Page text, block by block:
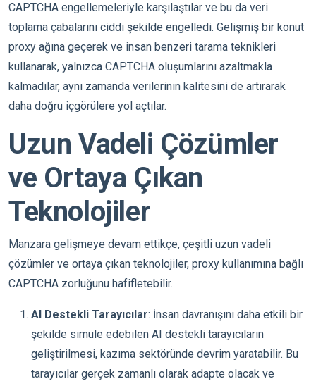
CAPTCHA engellemeleriyle karşılaştılar ve bu da veri
toplama çabalarını ciddi şekilde engelledi. Gelişmiş bir konut
proxy ağına geçerek ve insan benzeri tarama teknikleri
kullanarak, yalnızca CAPTCHA oluşumlarını azaltmakla
kalmadılar, aynı zamanda verilerinin kalitesini de artırarak
daha doğru içgörülere yol açtılar.
Uzun Vadeli Çözümler
ve Ortaya Çıkan
Teknolojiler
Manzara gelişmeye devam ettikçe, çeşitli uzun vadeli
çözümler ve ortaya çıkan teknolojiler, proxy kullanımına bağlı
CAPTCHA zorluğunu hafifletebilir.
AI Destekli Tarayıcılar: İnsan davranışını daha etkili bir
şekilde simüle edebilen AI destekli tarayıcıların
geliştirilmesi, kazıma sektöründe devrim yaratabilir. Bu
tarayıcılar gerçek zamanlı olarak adapte olacak ve